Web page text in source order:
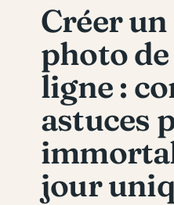
Créer
photo
ligne :
astuces
jour